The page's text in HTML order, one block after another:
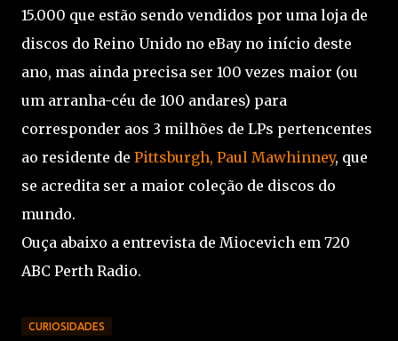
15.000 que estão sendo vendidos por uma loja de
discos do Reino Unido no eBay no início deste
ano, mas ainda precisa ser 100 vezes maior (ou
um arranha-céu de 100 andares) para
corresponder aos 3 milhões de LPs pertencentes
ao residente de Pittsburgh, Paul Mawhinney, que
se acredita ser a maior coleção de discos do
mundo.
Ouça abaixo a entrevista de Miocevich em 720
ABC Perth Radio.
CURIOSIDADES